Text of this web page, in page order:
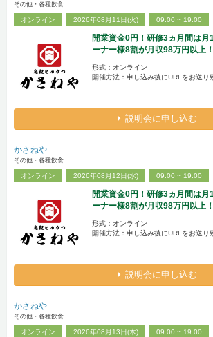
その他・各種飲食
オンライン 2026年08月11日(火) 09:00 ~ 19:00
開業資金0円！研修3ヵ月間は月
ーナー様8割が月収98万円以上！
形式：オンライン
開催方法：申し込み後にURLをお送り
説明会に申し込む
かさねや
その他・各種飲食
オンライン 2026年08月12日(水) 09:00 ~ 19:00
開業資金0円！研修3ヵ月間は月
ーナー様8割が月収98万円以上！
形式：オンライン
開催方法：申し込み後にURLをお送り
説明会に申し込む
かさねや
その他・各種飲食
オンライン 2026年08月13日(木) 09:00 ~ 19:00